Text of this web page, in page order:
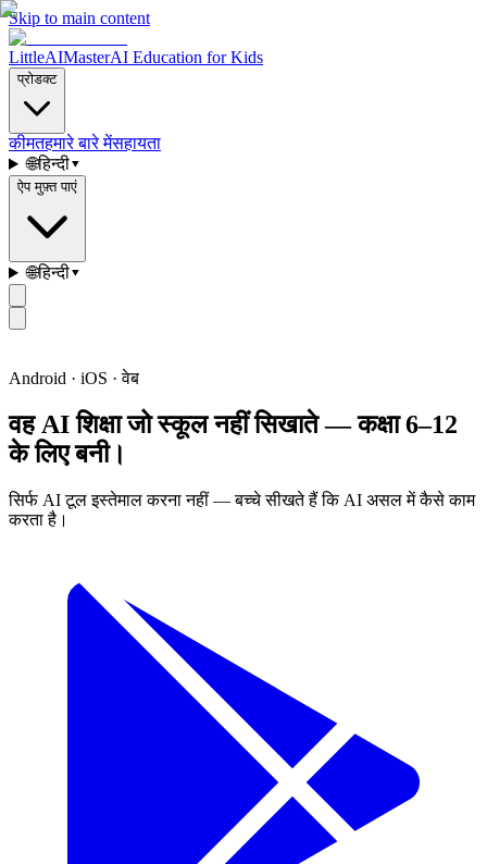
Skip to main content
LittleAIMasterAI Education for Kids
प्रोडक्ट
कीमतहमारे बारे मेंसहायता
🌐हिन्दी▾
ऐप मुफ़्त पाएं
🌐हिन्दी▾
Android · iOS · वेब
वह AI शिक्षा जो स्कूल नहीं सिखाते — कक्षा 6–12
के लिए बनी।
सिर्फ AI टूल इस्तेमाल करना नहीं — बच्चे सीखते हैं कि AI असल में कैसे काम
करता है।